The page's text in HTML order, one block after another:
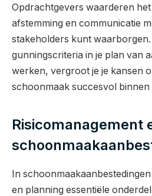
Opdrachtgevers waarderen het
afstemming en communicatie
stakeholders kunt
gunningscriteria in je plan van
werken, vergroot je je kansen
schoonmaak succesvol binnen
Risicomanagement
In
en planning essentiële